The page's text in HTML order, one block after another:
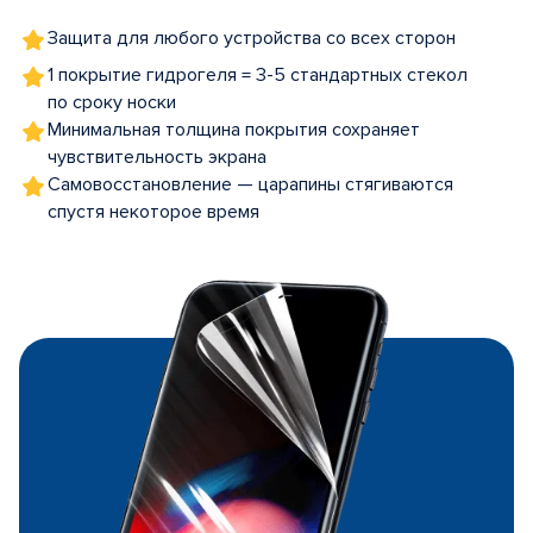
Защита для любого устройства со всех сторон
1 покрытие гидрогеля = 3-5 стандартных стекол
по сроку носки
Минимальная толщина покрытия сохраняет
чувствительность экрана
Самовосстановление — царапины стягиваются
спустя некоторое время